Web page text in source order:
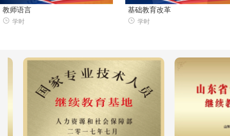
教师语言
学时
基础教育改革
学时